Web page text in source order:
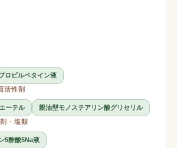
ロピルベタイン液
活性剤
ーテル
親油型モノステアリン酸グリセリル
・塩類
5酢酸5Na液